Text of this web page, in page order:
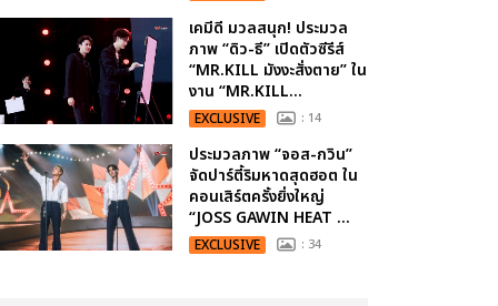
เคมีดี มวลสนุก! ประมวล
ภาพ “ดิว-ธี” เปิดตัวซีรีส์
“MR.KILL มังงะสั่งตาย” ใน
งาน “MR.KILL...
EXCLUSIVE : 14
ประมวลภาพ “จอส-กวิน”
จัดปาร์ตี้ริมหาดสุดฮอต ใน
คอนเสิร์ตครั้งยิ่งใหญ่
“JOSS GAWIN HEAT ...
EXCLUSIVE : 34